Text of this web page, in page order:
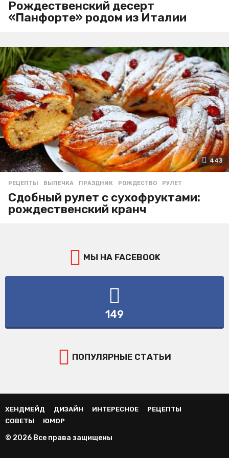
Рождественский десерт
«Панфорте» родом из Италии
443
РЕЦЕПТЫ ВЫПЕЧКА ,ПРАЗДНИК ,РОЖДЕСТВО ,РУЛЕТ
Сдобный рулет с сухофруктами:
рождественский кранч
МЫ НА FACEBOOK
149
ПОПУЛЯРНЫЕ СТАТЬИ
ХЕНДМЕЙД ДИЗАЙН ИНТЕРЕСНОЕ
РЕЦЕПТЫ
СОВЕТЫ
ЮМОР
© 2026 Все права защищены